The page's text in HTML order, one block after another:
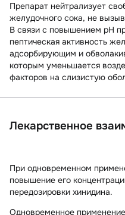
Препарат нейтрализует
желудочного сока, не
В связи с повышением рН
пептическая активность
адсорбирующим и
которым уменьшается
факторов на слизистую
Лекарственное
При одновременном
повышение его
передозировки хинидина.
Одновременное